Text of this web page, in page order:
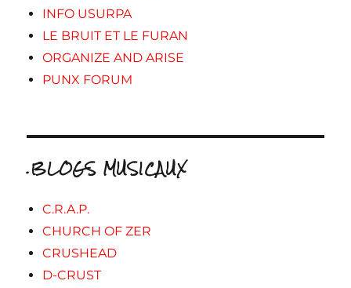
INFO USURPA
LE BRUIT ET LE FURAN
ORGANIZE AND ARISE
PUNX FORUM
.BLOGS MUSICAUX
C.R.A.P.
CHURCH OF ZER
CRUSHEAD
D-CRUST